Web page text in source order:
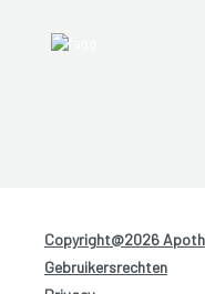
Copyright@2026
Gebruikersrechten